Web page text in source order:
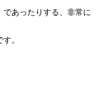
あったりする、非常に
。